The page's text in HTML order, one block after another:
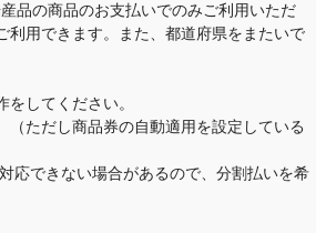
品の商品のお支払いでのみご利用いただ
利用できます。また、都道府県をまたいで
してください。
ただし商品券の自動適用を設定している
応できない場合があるので、分割払いを希